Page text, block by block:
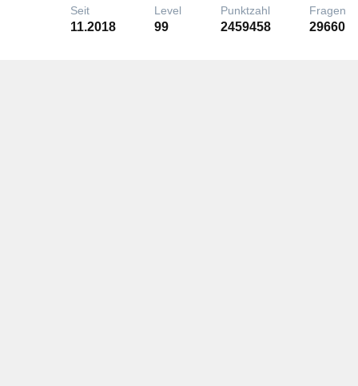
Seit
11.2018
Level
99
Punktzahl
2459458
Fragen
29660